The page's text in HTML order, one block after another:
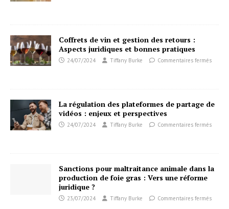
Coffrets de vin et gestion des retours :
Aspects juridiques et bonnes pratiques
24/07/2024 Tiffany Burke Commentaires fermés
La régulation des plateformes de partage de
vidéos : enjeux et perspectives
24/07/2024 Tiffany Burke Commentaires fermés
Sanctions pour maltraitance animale dans la
production de foie gras : Vers une réforme
juridique ?
23/07/2024 Tiffany Burke Commentaires fermés